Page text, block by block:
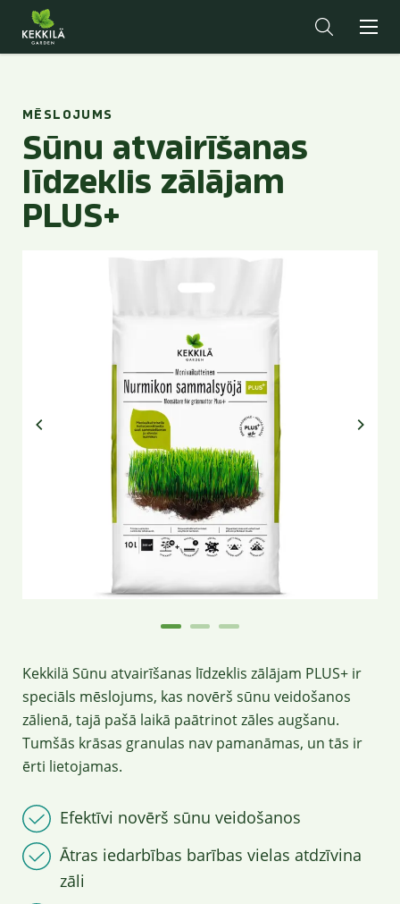
MĒSLOJUMS
Sūnu atvairīšanas
līdzeklis zālājam
PLUS+
Kekkilä Sūnu atvairīšanas līdzeklis zālājam PLUS+ ir
speciāls mēslojums, kas novērš sūnu veidošanos
zālienā, tajā pašā laikā paātrinot zāles augšanu.
Tumšās krāsas granulas nav pamanāmas, un tās ir
ērti lietojamas.
Efektīvi novērš sūnu veidošanos
Ātras iedarbības barības vielas atdzīvina
zāli